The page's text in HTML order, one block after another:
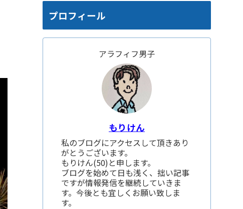
プロフィール
アラフィフ男子
もりけん
私のブログにアクセスして頂きあり
がとうございます。
もりけん(50)と申します。
ブログを始めて日も浅く、拙い記事
ですが情報発信を継続していきま
す。今後とも宜しくお願い致しま
す。